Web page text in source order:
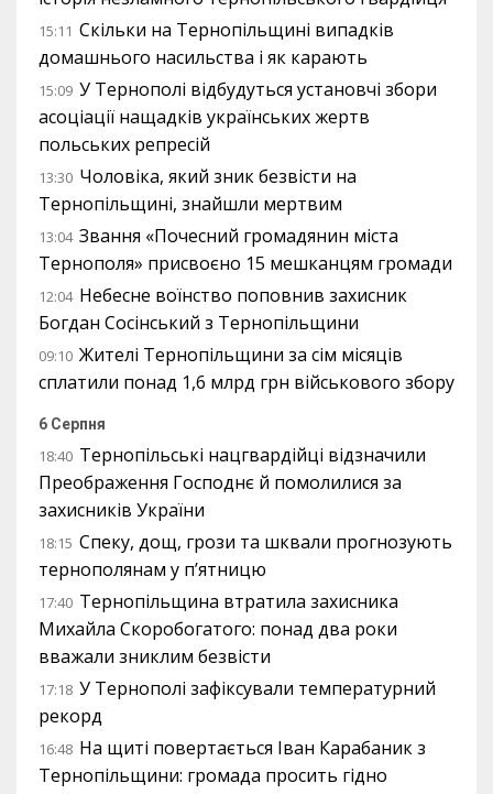
15:11 Скільки на Тернопільщині випадків
домашнього насильства і як карають
15:09 У Тернополі відбудуться установчі збори
асоціації нащадків українських жертв
польських репресій
13:30 Чоловіка, який зник безвісти на
Тернопільщині, знайшли мертвим
13:04 Звання «Почесний громадянин міста
Тернополя» присвоєно 15 мешканцям громади
12:04 Небесне воїнство поповнив захисник
Богдан Сосінський з Тернопільщини
09:10 Жителі Тернопільщини за сім місяців
сплатили понад 1,6 млрд грн військового збору
6 Серпня
18:40 Тернопільські нацгвардійці відзначили
Преображення Господнє й помолилися за
захисників України
18:15 Спеку, дощ, грози та шквали прогнозують
тернополянам у п’ятницю
17:40 Тернопільщина втратила захисника
Михайла Скоробогатого: понад два роки
вважали зниклим безвісти
17:18 У Тернополі зафіксували температурний
рекорд
16:48 На щиті повертається Іван Карабаник з
Тернопільщини: громада просить гідно